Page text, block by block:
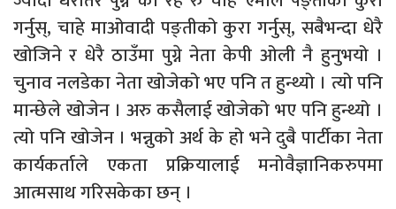
गर्नुस्, चाहे माओवादी पङ्तीको कुरा गर्नुस्, सबैभन्दा धेरै
खोजिने र धेरै ठाउँमा पुग्ने नेता केपी ओली नै हुनुभयो ।
चुनाव नलडेका नेता खोजेको भए पनि त हुन्थ्यो । त्यो पनि
मान्छेले खोजेन । अरु कसैलाई खोजेको भए पनि हुन्थ्यो ।
त्यो पनि खोजेन । भन्नुको अर्थ के हो भने दुबै पार्टीका नेता
कार्यकर्ताले एकता प्रक्रियालाई मनोवैज्ञानिकरुपमा
आत्मसाथ गरिसकेका छन् ।